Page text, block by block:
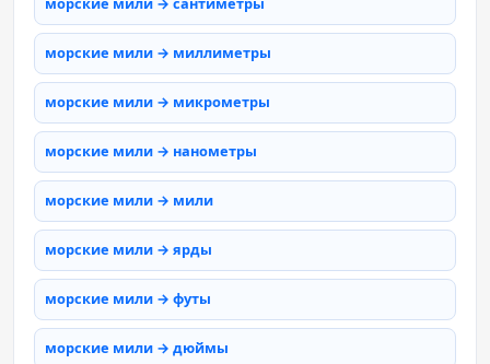
морские мили → миллиметры
морские мили → микрометры
морские мили → нанометры
морские мили → мили
морские мили → ярды
морские мили → футы
морские мили → дюймы